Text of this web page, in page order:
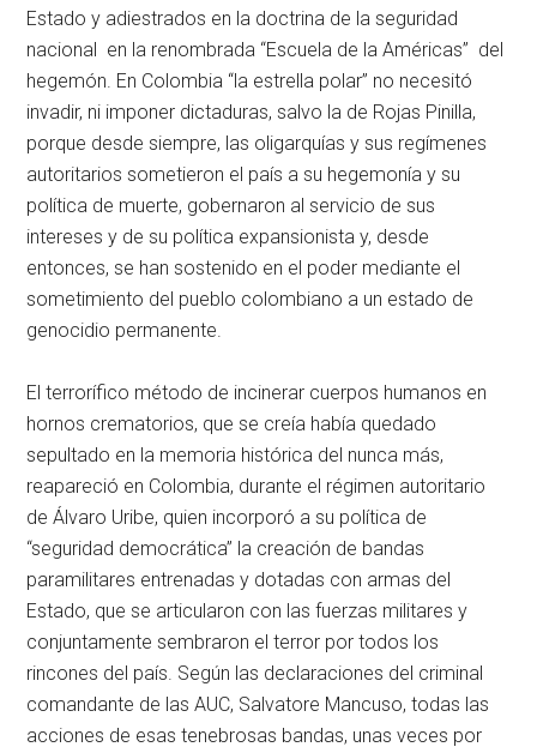
Estado y adiestrados en la doctrina de la seguridad
nacional en la renombrada “Escuela de la Américas” del
hegemón. En Colombia “la estrella polar” no necesitó
invadir, ni imponer dictaduras, salvo la de Rojas Pinilla,
porque desde siempre, las oligarquías y sus regímenes
autoritarios sometieron el país a su hegemonía y su
política de muerte, gobernaron al servicio de sus
intereses y de su política expansionista y, desde
entonces, se han sostenido en el poder mediante el
sometimiento del pueblo colombiano a un estado de
genocidio permanente.
El terrorífico método de incinerar cuerpos humanos en
hornos crematorios, que se creía había quedado
sepultado en la memoria histórica del nunca más,
reapareció en Colombia, durante el régimen autoritario
de Álvaro Uribe, quien incorporó a su política de
“seguridad democrática” la creación de bandas
paramilitares entrenadas y dotadas con armas del
Estado, que se articularon con las fuerzas militares y
conjuntamente sembraron el terror por todos los
rincones del país. Según las declaraciones del criminal
comandante de las AUC, Salvatore Mancuso, todas las
acciones de esas tenebrosas bandas, unas veces por